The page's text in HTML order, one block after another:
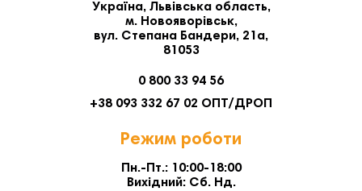
Україна, Львівська область,
м. Новояворівськ,
вул. Степана Бандери, 21а,
81053
0 800 33 94 56
+38 093 332 67 02 ОПТ/ДРОП
Режим роботи
Пн.-Пт.: 10:00-18:00
Вихідний: Сб. Нд.